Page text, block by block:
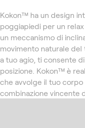
Kokon™ ha un design
poggiapiedi per un
un meccanismo di
movimento naturale
a tuo agio, ti consente
posizione. Kokon™ è
che avvolge il tuo
combinazione vincente